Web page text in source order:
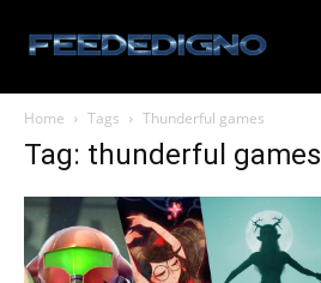
Home Tags Thunderful games
Tag: thunderful games